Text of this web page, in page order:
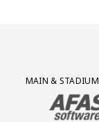
Partner Logos
MAIN & STADIUM
BEZOEK